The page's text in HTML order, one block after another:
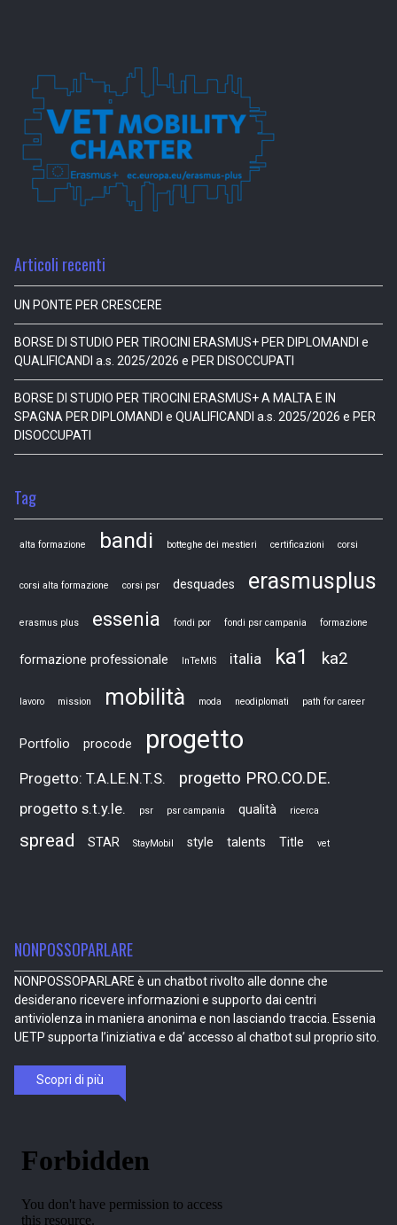
Articoli recenti
UN PONTE PER CRESCERE
BORSE DI STUDIO PER TIROCINI ERASMUS+ PER DIPLOMANDI e
QUALIFICANDI a.s. 2025/2026 e PER DISOCCUPATI
BORSE DI STUDIO PER TIROCINI ERASMUS+ A MALTA E IN
SPAGNA PER DIPLOMANDI e QUALIFICANDI a.s. 2025/2026 e PER
DISOCCUPATI
Tag
alta formazione bandi botteghe dei mestieri certificazioni corsi
corsi alta formazione corsi psr desquades erasmusplus
erasmus plus essenia fondi por fondi psr campania formazione
formazione professionale InTeMIS italia ka1 ka2
lavoro mission mobilità moda neodiplomati path for career
Portfolio procode progetto
Progetto: T.A.LE.N.T.S. progetto PRO.CO.DE.
progetto s.t.y.le. psr psr campania qualità ricerca
spread STAR StayMobil style talents Title vet
NONPOSSOPARLARE
NONPOSSOPARLARE è un chatbot rivolto alle donne che
desiderano ricevere informazioni e supporto dai centri
antiviolenza in maniera anonima e non lasciando traccia. Essenia
UETP supporta l’iniziativa e da’ accesso al chatbot sul proprio sito.
Scopri di più